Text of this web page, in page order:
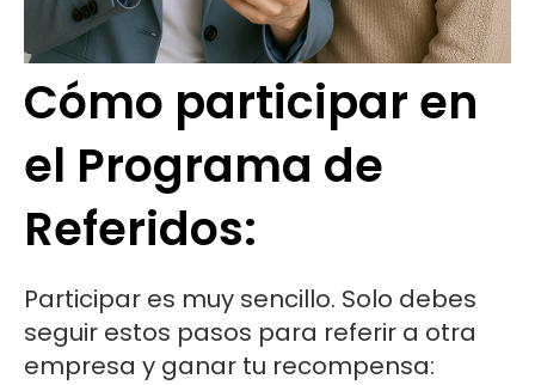
Cómo participar en
el Programa de
Referidos:
Participar es muy sencillo. Solo debes
seguir estos pasos para referir a otra
empresa y ganar tu recompensa: